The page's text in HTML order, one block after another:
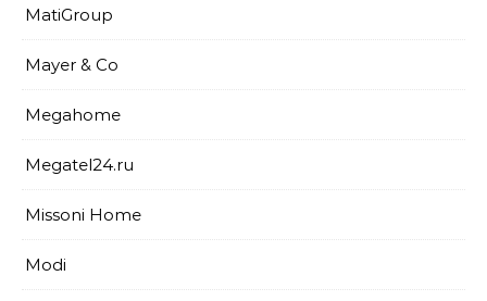
MatiGroup
Mayer & Co
Megahome
Megatel24.ru
Missoni Home
Modi